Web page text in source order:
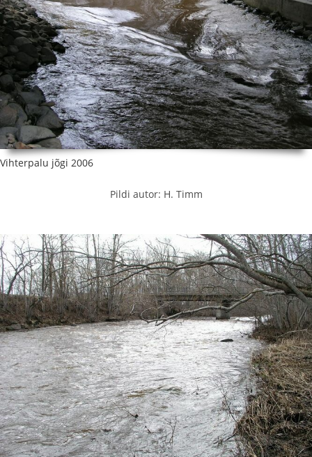
Vihterpalu jõgi 2006
Pildi autor: H. Timm